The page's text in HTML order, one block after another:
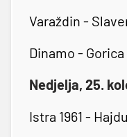
Varaždin -
Dinamo - Gorica
Nedjelja, 25.
Istra 1961 -